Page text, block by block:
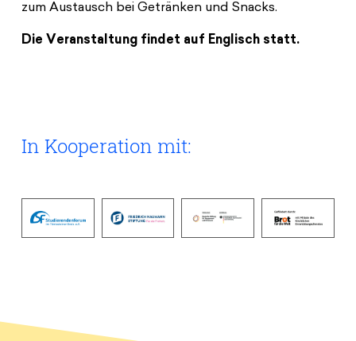
zum Austausch bei Getränken und Snacks.
Die Veranstaltung findet auf Englisch statt.
In Kooperation mit: